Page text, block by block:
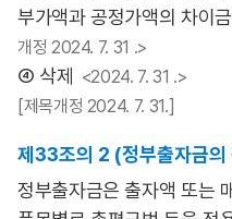
부가액과 공정가액의 차이
개정 2024. 7. 31 .>
④ 삭제
<2024. 7. 31 .>
[제목개정 2024. 7. 31.]
제33조의 2 (정부출자금의
정부출자금은 출자액 또는